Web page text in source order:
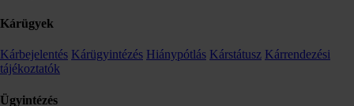
Kárügyek
Kárbejelentés Kárügyintézés Hiánypótlás Kárstátusz Kárrendezési
tájékoztatók
Ügyintézés